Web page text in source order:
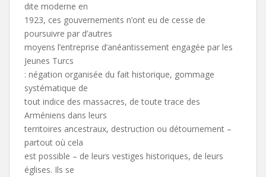
dite moderne en
1923, ces gouvernements n’ont eu de cesse de
poursuivre par d’autres
moyens l’entreprise d’anéantissement engagée par les
Jeunes Turcs
: négation organisée du fait historique, gommage
systématique de
tout indice des massacres, de toute trace des
Arméniens dans leurs
territoires ancestraux, destruction ou détournement –
partout où cela
est possible – de leurs vestiges historiques, de leurs
églises. Ils se